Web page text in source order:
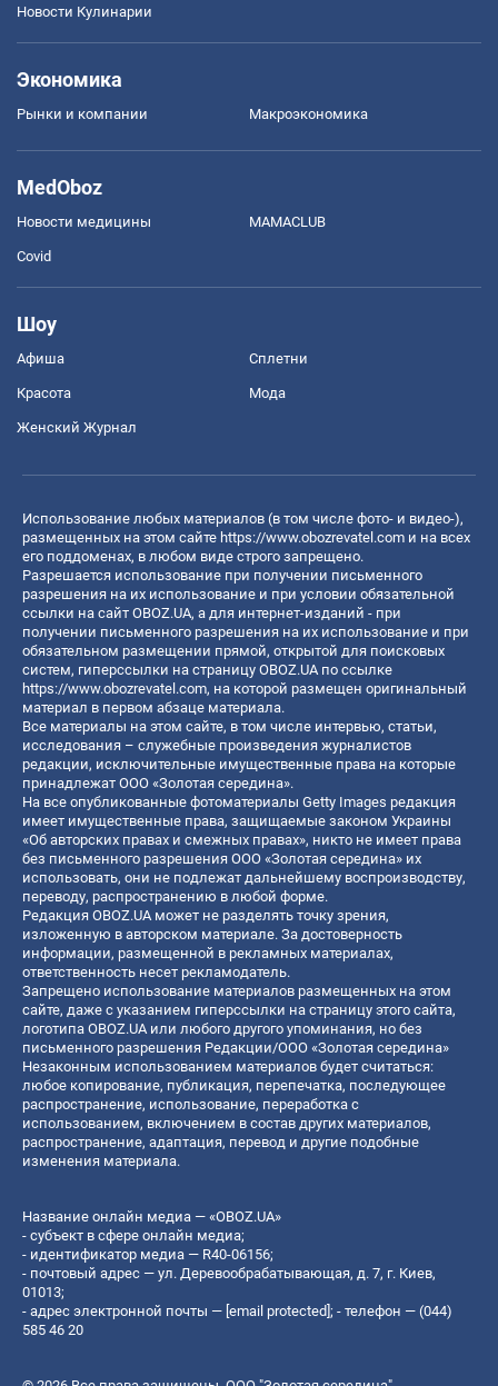
Новости Кулинарии
Экономика
Рынки и компании Mакроэкономика
MedOboz
Новости медицины MAMACLUB
Covid
Шоу
Афиша Сплетни
Красота Мода
Женский Журнал
Использование любых материалов (в том числе фото- и видео-),
размещенных на этом сайте https://www.obozrevatel.com и на всех
его поддоменах, в любом виде строго запрещено.
Разрешается использование при получении письменного
разрешения на их использование и при условии обязательной
ссылки на сайт OBOZ.UA, а для интернет-изданий - при
получении письменного разрешения на их использование и при
обязательном размещении прямой, открытой для поисковых
систем, гиперссылки на страницу OBOZ.UA по ссылке
https://www.obozrevatel.com, на которой размещен оригинальный
материал в первом абзаце материала.
Все материалы на этом сайте, в том числе интервью, статьи,
исследования – служебные произведения журналистов
редакции, исключительные имущественные права на которые
принадлежат ООО «Золотая середина».
На все опубликованные фотоматериалы Getty Images редакция
имеет имущественные права, защищаемые законом Украины
«Об авторских правах и смежных правах», никто не имеет права
без письменного разрешения ООО «Золотая середина» их
использовать, они не подлежат дальнейшему воспроизводству,
переводу, распространению в любой форме.
Редакция OBOZ.UA может не разделять точку зрения,
изложенную в авторском материале. За достоверность
информации, размещенной в рекламных материалах,
ответственность несет рекламодатель.
Запрещено использование материалов размещенных на этом
сайте, даже с указанием гиперссылки на страницу этого сайта,
логотипа OBOZ.UA или любого другого упоминания, но без
письменного разрешения Редакции/ООО «Золотая середина»
Незаконным использованием материалов будет считаться:
любое копирование, публикация, перепечатка, последующее
распространение, использование, переработка с
использованием, включением в состав других материалов,
распространение, адаптация, перевод и другие подобные
изменения материала.
Название онлайн медиа — «OBOZ.UA»
- субъект в сфере онлайн медиа;
- идентификатор медиа — R40-06156;
- почтовый адрес — ул. Деревообрабатывающая, д. 7, г. Киев,
01013;
- адрес электронной почты — [email protected] ; - телефон — (044)
585 46 20